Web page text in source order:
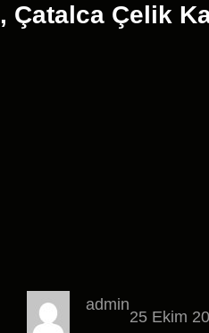
, Çatalca Çelik
admin
25 Ekim